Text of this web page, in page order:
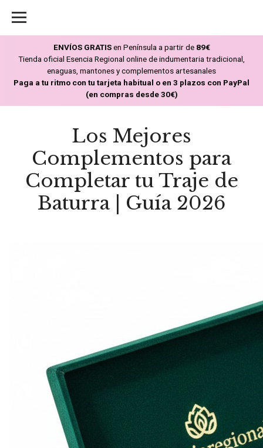
ENVÍOS GRATISen Península a partir de 89€
Tienda oficial Esencia Regional online de indumentaria tradicional,
enaguas, mantones y complementos artesanales
Paga a tu ritmo con tu tarjeta habitual o en 3 plazos con PayPal
(en compras desde 30€)
Los Mejores
Complementos para
Completar tu Traje de
Baturra | Guía 2026